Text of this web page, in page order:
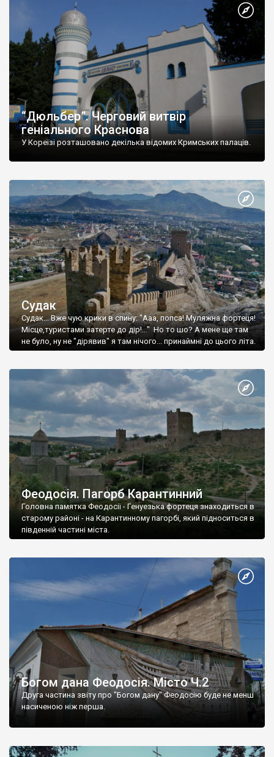
“Дюльбер”. Черговий витвір
геніального Краснова
У Кореїзі розташовано декілька відомих Кримських палаців.
Судак
Судак... Вже чую крики в спину: "Ааа, попса! Муляжна фортеця!
Місце,туристами затерте до дір!..." Но то шо? А мене ще там
не було, ну не "дірявив" я там нічого... принаймні до цього літа.
Феодосія. Пагорб Карантинний
Головна памятка Феодосії - Генуезька фортеця знаходиться в
старому районі - на Карантинному пагорбі, який підноситься в
південній частині міста.
Богом дана Феодосія. Місто Ч.2
Друга частина звіту про "Богом дану" Феодосію буде не менш
насиченою ніж перша.